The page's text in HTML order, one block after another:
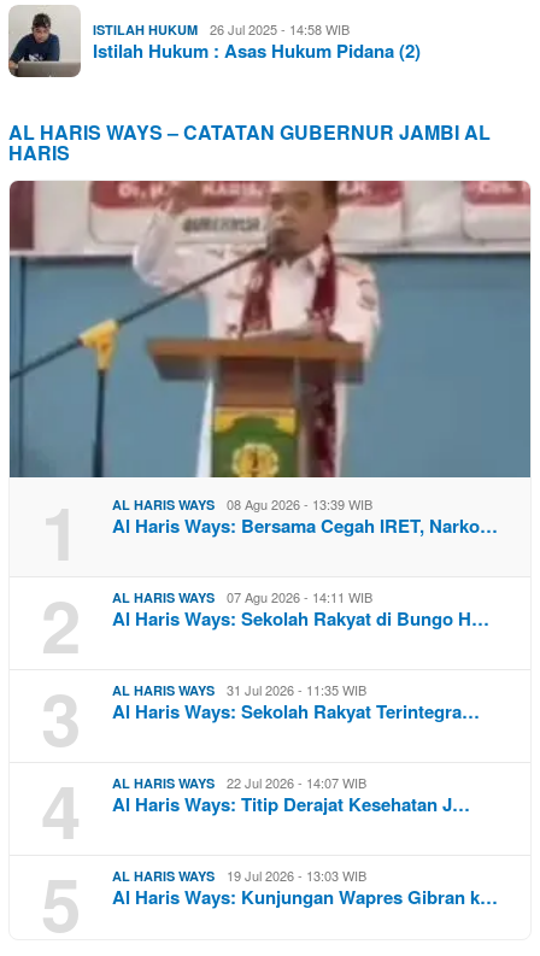
ISTILAH HUKUM 26 Jul 2025 - 14:58 WIB
Istilah Hukum : Asas Hukum Pidana (2)
AL HARIS WAYS – CATATAN GUBERNUR JAMBI AL
HARIS
1 AL HARIS WAYS 08 Agu 2026 - 13:39 WIB
Al Haris Ways: Bersama Cegah IRET, Narko…
2 AL HARIS WAYS 07 Agu 2026 - 14:11 WIB
Al Haris Ways: Sekolah Rakyat di Bungo H…
3 AL HARIS WAYS 31 Jul 2026 - 11:35 WIB
Al Haris Ways: Sekolah Rakyat Terintegra…
4 AL HARIS WAYS 22 Jul 2026 - 14:07 WIB
Al Haris Ways: Titip Derajat Kesehatan J…
5 AL HARIS WAYS 19 Jul 2026 - 13:03 WIB
Al Haris Ways: Kunjungan Wapres Gibran k…